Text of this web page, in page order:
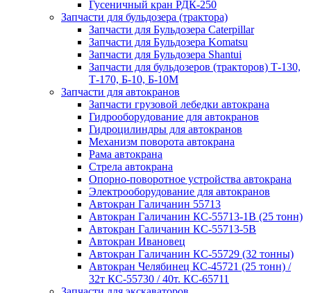
Гусеничный кран РДК-250
Запчасти для бульдозера (трактора)
Запчасти для Бульдозера Caterpillar
Запчасти для Бульдозера Komatsu
Запчасти для Бульдозера Shantui
Запчасти для бульдозеров (тракторов) Т-130,
Т-170, Б-10, Б-10М
Запчасти для автокранов
Запчасти грузовой лебедки автокрана
Гидрооборудование для автокранов
Гидроцилиндры для автокранов
Механизм поворота автокрана
Рама автокрана
Стрела автокрана
Опорно-поворотное устройства автокрана
Электрооборудование для автокранов
Автокран Галичанин 55713
Автокран Галичанин КС-55713-1В (25 тонн)
Автокран Галичанин КС-55713-5В
Автокран Ивановец
Автокран Галичанин КС-55729 (32 тонны)
Автокран Челябинец КС-45721 (25 тонн) /
32т КС-55730 / 40т. КС-65711